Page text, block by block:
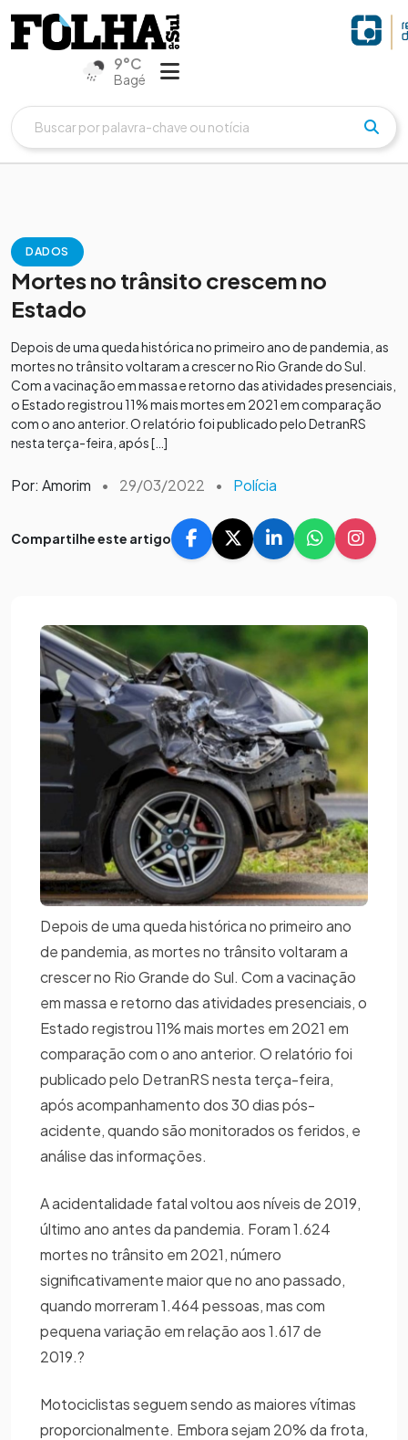
9°C
Bagé
DADOS
Mortes no trânsito crescem no
Estado
Depois de uma queda histórica no primeiro ano de pandemia, as
mortes no trânsito voltaram a crescer no Rio Grande do Sul.
Com a vacinação em massa e retorno das atividades presenciais,
o Estado registrou 11% mais mortes em 2021 em comparação
com o ano anterior. O relatório foi publicado pelo DetranRS
nesta terça-feira, após […]
Por: Amorim • 29/03/2022 • Polícia
Compartilhe este artigo
Depois de uma queda histórica no primeiro ano
de pandemia, as mortes no trânsito voltaram a
crescer no Rio Grande do Sul. Com a vacinação
em massa e retorno das atividades presenciais, o
Estado registrou 11% mais mortes em 2021 em
comparação com o ano anterior. O relatório foi
publicado pelo DetranRS nesta terça-feira,
após acompanhamento dos 30 dias pós-
acidente, quando são monitorados os feridos, e
análise das informações.
A acidentalidade fatal voltou aos níveis de 2019,
último ano antes da pandemia. Foram 1.624
mortes no trânsito em 2021, número
significativamente maior que no ano passado,
quando morreram 1.464 pessoas, mas com
pequena variação em relação aos 1.617 de
2019.?
Motociclistas seguem sendo as maiores vítimas
proporcionalmente. Embora sejam 20% da frota,